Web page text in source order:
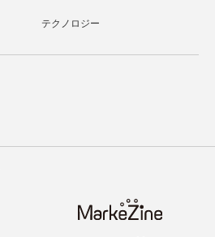
テクノロジー